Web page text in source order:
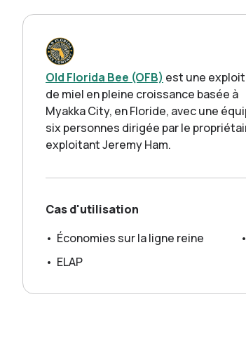
Old Florida Bee (OFB) est une
de miel en pleine croissance basée à
Myakka City, en Floride, avec une
six personnes dirigée par le
exploitant Jeremy Ham.
Cas d'utilisation
• Économies sur la ligne reine •
• ELAP